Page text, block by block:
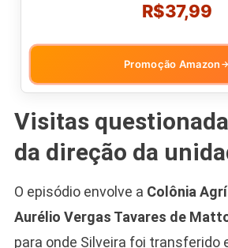
R$37,99
Promoção Amazon →
Visitas
da direção da
O episódio envolve a Colônia
Aurélio Vergas Tavares de
para onde Silveira foi transferido